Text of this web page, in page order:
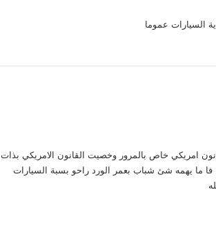
السيارات عموما
امريكي خاص بالمرور وخصيت القانون الامريكي بذات
فا ما يهمه شئ شباب بعمر الورد راحو بسبة السيارات